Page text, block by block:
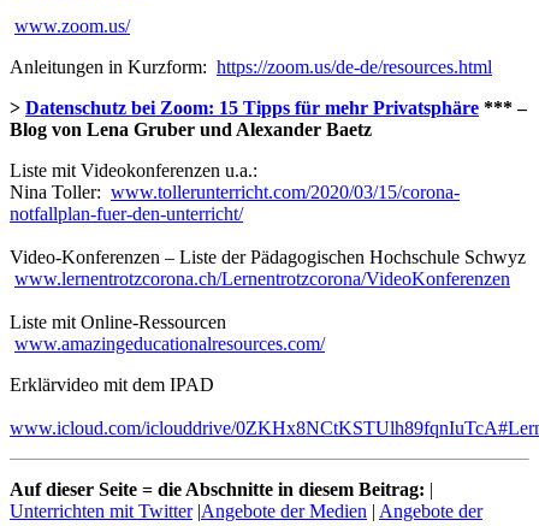
www.zoom.us/
Anleitungen in Kurzform: https://zoom.us/de-de/resources.html
> Datenschutz bei Zoom: 15 Tipps für mehr Privatsphäre *** –
Blog von Lena Gruber und Alexander Baetz
Liste mit Videokonferenzen u.a.:
Nina Toller: www.tollerunterricht.com/2020/03/15/corona-
notfallplan-fuer-den-unterricht/
Video-Konferenzen – Liste der Pädagogischen Hochschule Schwyz
www.lernentrotzcorona.ch/Lernentrotzcorona/VideoKonferenzen
Liste mit Online-Ressourcen
www.amazingeducationalresources.com/
Erklärvideo mit dem IPAD
www.icloud.com/iclouddrive/
Auf dieser Seite = die Abschnitte in diesem Beitrag: |
Unterrichten mit Twitter|Angebote der Medien | Angebote der